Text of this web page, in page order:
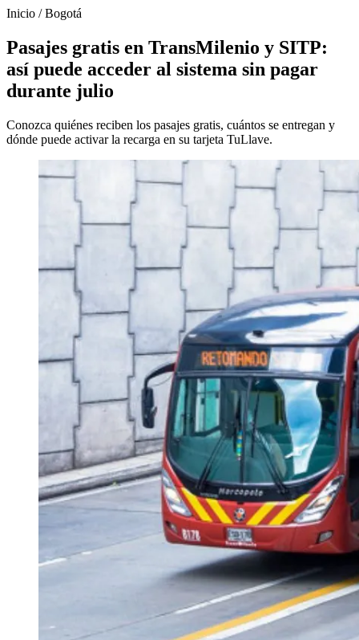
Inicio /Bogotá
Pasajes gratis en TransMilenio y SITP:
así puede acceder al sistema sin pagar
durante julio
Conozca quiénes reciben los pasajes gratis, cuántos se entregan y
dónde puede activar la recarga en su tarjeta TuLlave.